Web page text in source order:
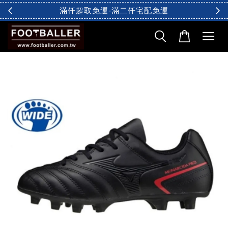
滿仟超取免運-滿二仟宅配免運